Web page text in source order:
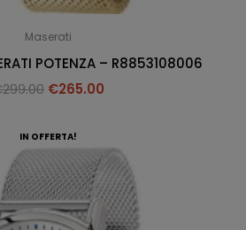
Maserati
POTENZA – R8853108006
299.00 €265.00
IN OFFERTA!